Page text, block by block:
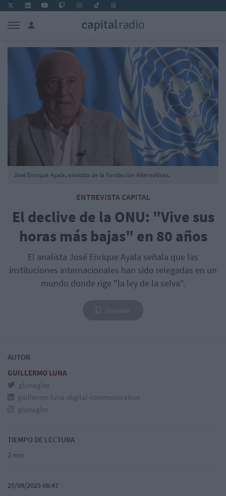
ENTREVISTA CAPITAL
El declive de la ONU: "Vive sus
horas más bajas" en 80 años
El analista José Enrique Ayala señala que las
instituciones internacionales han sido relegadas en un
mundo donde rige "la ley de la selva".
José Enrique Ayala, analista de la Fundación Alternativas.
AUTOR
GUILLERMO LUNA
glunaglez
guillermo-luna-digital-communication
glunaglez
TIEMPO DE LECTURA
2 min
25/09/2025 08:47